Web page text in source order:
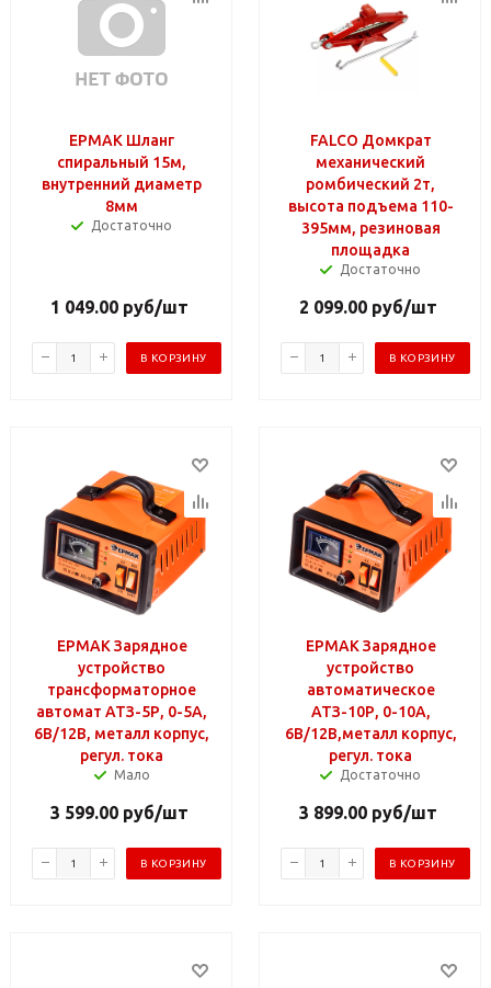
ЕРМАК Шланг
спиральный 15м,
внутренний диаметр
8мм
Достаточно
1 049.00 руб/шт
В КОРЗИНУ
FALCO Домкрат
механический
ромбический 2т,
высота подъема 110-
395мм, резиновая
площадка
Достаточно
2 099.00 руб/шт
В КОРЗИНУ
ЕРМАК Зарядное
устройство
трансформаторное
автомат АТЗ-5Р, 0-5A,
6В/12В, металл корпус,
регул. тока
Мало
3 599.00 руб/шт
В КОРЗИНУ
ЕРМАК Зарядное
устройство
автоматическое
АТЗ-10Р, 0-10A,
6В/12В,металл корпус,
регул. тока
Достаточно
3 899.00 руб/шт
В КОРЗИНУ